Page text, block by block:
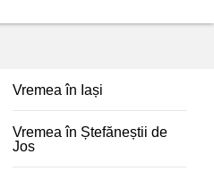
Vremea în Iași
Vremea în Ștefăneștii de
Jos